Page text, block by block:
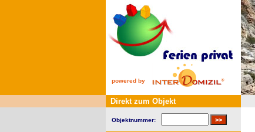
powered by
Direkt zum Objekt
Objektnummer: